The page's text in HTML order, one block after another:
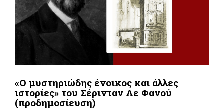
«Ο μυστηριώδης ένοικος και άλλες
ιστορίες» του Σέρινταν Λε Φανού
(προδημοσίευση)